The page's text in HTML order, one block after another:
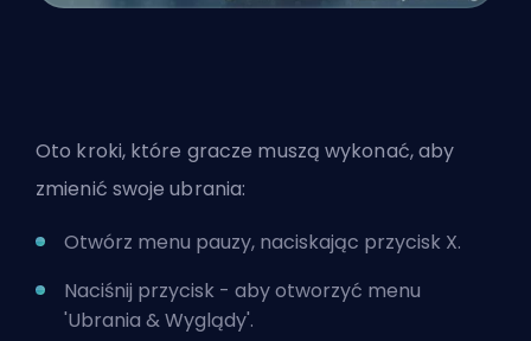
Oto kroki, które gracze muszą wykonać, aby
zmienić swoje ubrania:
Otwórz menu pauzy, naciskając przycisk X.
Naciśnij przycisk - aby otworzyć menu
'Ubrania & Wyglądy'.